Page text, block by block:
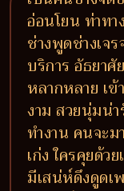
อ่อนโยน ท่าท
ช่างพูดช่างเจ
บริการ อัธยา
หลากหลาย เ
งาม สวยนุ่มน่า
ทำงาน คนจะม
เก่ง ใครคุยด้ว
มีเสน่ห์ดึงดูดเ